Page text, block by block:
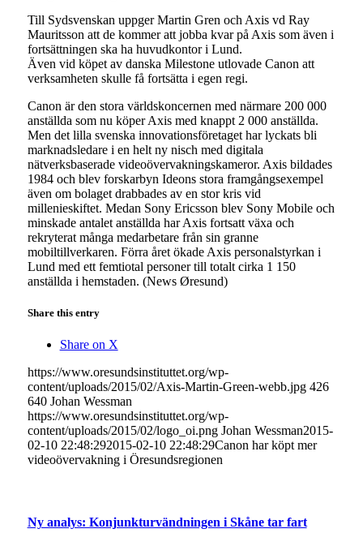
Till Sydsvenskan uppger Martin Gren och Axis vd Ray
Mauritsson att de kommer att jobba kvar på Axis som även i
fortsättningen ska ha huvudkontor i Lund.
Även vid köpet av danska Milestone utlovade Canon att
verksamheten skulle få fortsätta i egen regi.
Canon är den stora världskoncernen med närmare 200 000
anställda som nu köper Axis med knappt 2 000 anställda.
Men det lilla svenska innovationsföretaget har lyckats bli
marknadsledare i en helt ny nisch med digitala
nätverksbaserade videoövervakningskameror. Axis bildades
1984 och blev forskarbyn Ideons stora framgångsexempel
även om bolaget drabbades av en stor kris vid
millenieskiftet. Medan Sony Ericsson blev Sony Mobile och
minskade antalet anställda har Axis fortsatt växa och
rekryterat många medarbetare från sin granne
mobiltillverkaren. Förra året ökade Axis personalstyrkan i
Lund med ett femtiotal personer till totalt cirka 1 150
anställda i hemstaden. (News Øresund)
Share this entry
Share on X
https://www.oresundsinstituttet.org/wp-
content/uploads/2015/02/Axis-Martin-Green-webb.jpg 426
640 Johan Wessman
https://www.oresundsinstituttet.org/wp-
content/uploads/2015/02/logo_oi.png Johan Wessman2015-
02-10 22:48:292015-02-10 22:48:29Canon har köpt mer
videoövervakning i Öresundsregionen
Ny analys: Konjunkturvändningen i Skåne tar fart